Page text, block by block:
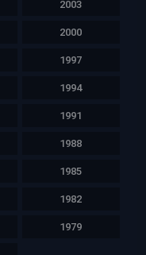
2003
2000
1997
1994
1991
1988
1985
1982
1979